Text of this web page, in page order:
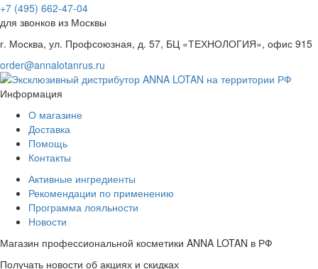
+7 (495) 662-47-04
для звонков из Москвы
г. Москва, ул. Профсоюзная, д. 57, БЦ «ТЕХНОЛОГИЯ», офис 915
order@annalotanrus.ru
Информация
О магазине
Доставка
Помощь
Контакты
Активные ингредиенты
Рекомендации по применению
Программа лояльности
Новости
Магазин профессиональной косметики ANNA LOTAN в РФ
Получать новости об акциях и скидках